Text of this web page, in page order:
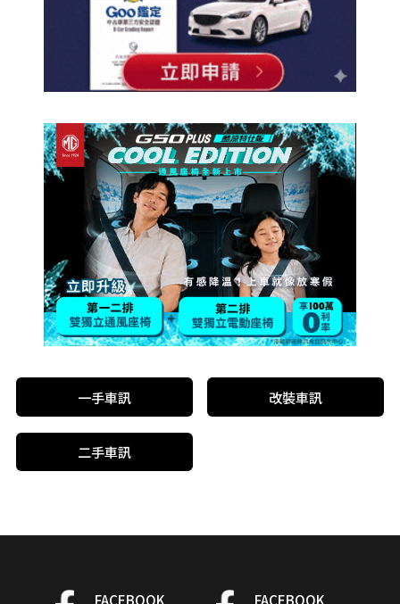
一手車訊 改裝車訊
二手車訊
FACEBOOK FACEBOOK